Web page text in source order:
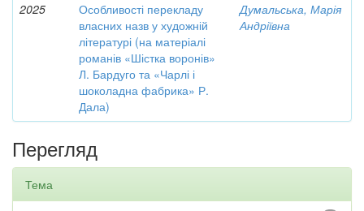
2025
Особливості перекладу
власних назв у художній
літературі (на матеріалі
романів «Шістка воронів»
Л. Бардуго та «Чарлі і
шоколадна фабрика» Р.
Дала)
Думальська, Марія
Андріївна
Перегляд
Тема